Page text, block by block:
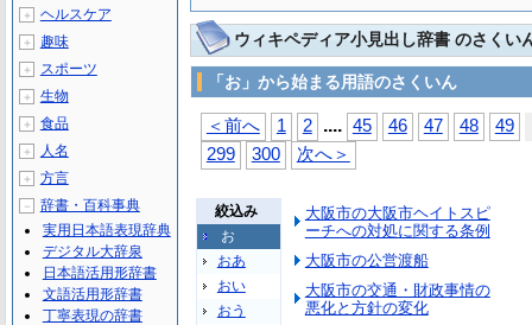
ウィキペディア小見出し辞書 のさくい
「お」から始まる用語のさくいん
＜前へ 1 2 .... 45 46 47 48 49
299
300 次へ＞
絞込み
お
おあ
おい
おう
大阪市の大阪市ヘイトスピ
ーチへの対処に関する条例
大阪市の公営渡船
大阪市の交通・財政事情の
悪化と方針の変化
＋ ヘルスケア
＋ 趣味
＋ スポーツ
＋ 生物
＋ 食品
＋ 人名
＋ 方言
－
辞書・百科事典
実用日本語表現辞典
デジタル大辞泉
日本語活用形辞書
文語活用形辞書
丁寧表現の辞書